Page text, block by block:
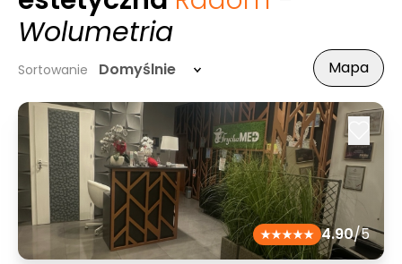
Wolumetria
Sortowanie Domyślnie Mapa
4.90/5